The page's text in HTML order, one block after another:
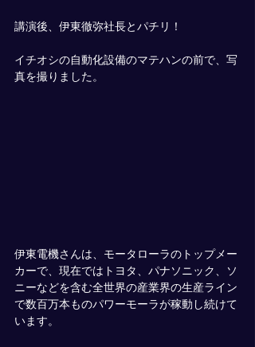
講演後、伊東徹弥社長とパチリ！
イチオシの自動化設備のマテハンの前で、写
真を撮りました。
伊東電機さんは、モータローラのトップメー
カーで、現在ではトヨタ、パナソニック、ソ
ニーなどを含む全世界の産業界の生産ライン
で数百万本ものパワーモーラが稼動し続けて
います。